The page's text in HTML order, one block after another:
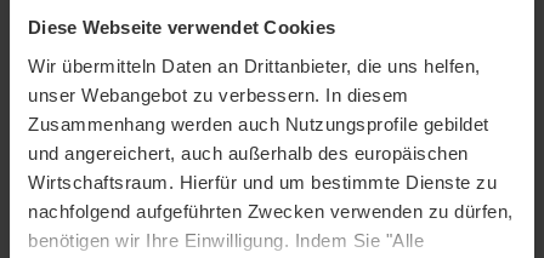
Diese Webseite verwendet Cookies
Wir übermitteln Daten an Drittanbieter, die uns helfen,
unser Webangebot zu verbessern. In diesem
Zusammenhang werden auch Nutzungsprofile gebildet
und angereichert, auch außerhalb des europäischen
Wirtschaftsraum. Hierfür und um bestimmte Dienste zu
nachfolgend aufgeführten Zwecken verwenden zu dürfen,
benötigen wir Ihre Einwilligung. Indem Sie "Alle
DETAILS
Produktfamilie Biberschwanzziegel KLASSIK
Produktgruppe Dachziegel